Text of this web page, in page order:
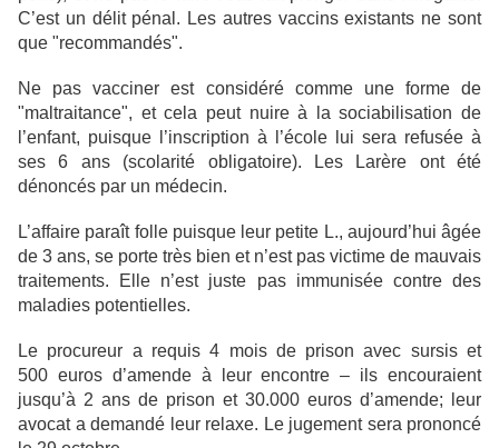
C’est un délit pénal. Les autres vaccins existants ne sont
que "recommandés".
Ne pas vacciner est considéré comme une forme de
"maltraitance", et cela peut nuire à la sociabilisation de
l’enfant, puisque l’inscription à l’école lui sera refusée à
ses 6 ans (scolarité obligatoire). Les Larère ont été
dénoncés par un médecin.
L’affaire paraît folle puisque leur petite L., aujourd’hui âgée
de 3 ans, se porte très bien et n’est pas victime de mauvais
traitements. Elle n’est juste pas immunisée contre des
maladies potentielles.
Le procureur a requis 4 mois de prison avec sursis et
500 euros d’amende à leur encontre – ils encouraient
jusqu’à 2 ans de prison et 30.000 euros d’amende; leur
avocat a demandé leur relaxe. Le jugement sera prononcé